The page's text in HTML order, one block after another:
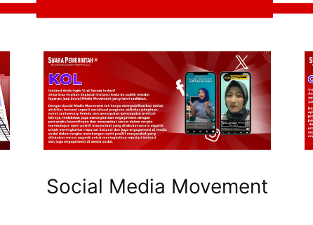
Social Media Movement